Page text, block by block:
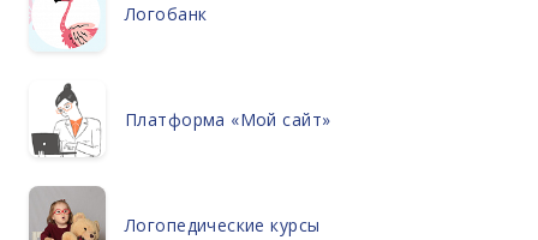
Логобанк
Платформа «Мой сайт»
Логопедические курсы